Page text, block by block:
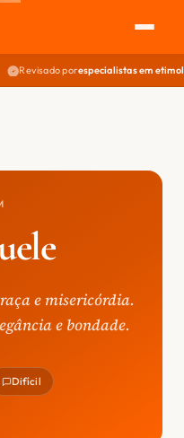
Revisado porespecialistas em
e misericórdia.
e bondade.
Difícil